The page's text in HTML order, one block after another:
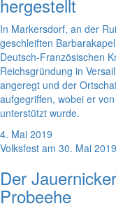
hergestellt
In Markersdorf, an der
geschleiften
Deutsch-Französischen
Reichsgründung in
angeregt und der
aufgegriffen, wobei er
unterstützt wurde.
4. Mai 2019
Volksfest am 30. Mai 2019
Der
Probeehe